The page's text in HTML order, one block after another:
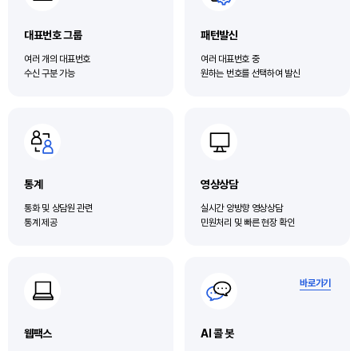
대표번호 그룹
여러 개의 대표번호
수신 구분 가능
패턴발신
여러 대표번호 중
원하는 번호를 선택하여 발신
통계
통화 및 상담원 관련
통계 제공
영상상담
실시간 양방향 영상상담
민원처리 및 빠른 현장 확인
웹팩스 AI 콜 봇
바로가기